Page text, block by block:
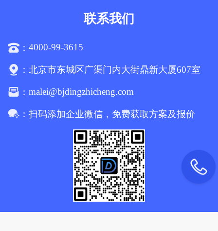
联系我们
：4000-99-3615
：北京市东城区广渠门内大街鼎新大厦607室
：malei@bjdingzhicheng.com
：扫码添加企业微信，免费获取方案及报价